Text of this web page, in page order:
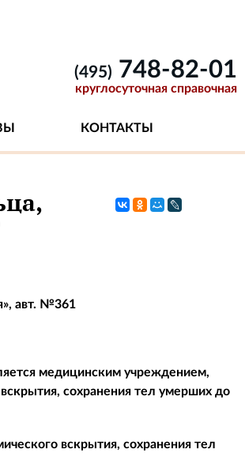
КОНТАКТЫ
(495) 748-82-01
круглосуточная справочная
авт. №361
медицинским учреждением,
сохранения тел умерших до
вскрытия, сохранения тел